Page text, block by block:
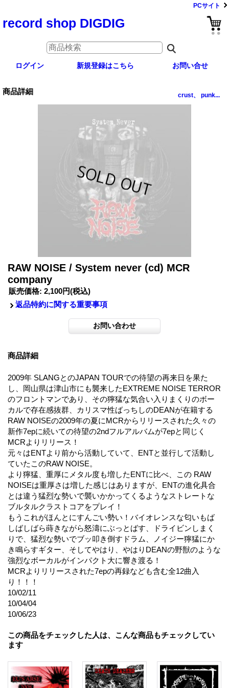
PCサイト
record shop DIGDIG
ログイン 新規登録はこちら お問い合せ
商品詳細 crust、 punk...
RAW NOISE / System never (cd) MCR
company
販売価格: 2,100円(税込)
返品特約に関する重要事項
商品詳細
2009年 SLANGとのJAPAN TOURでの待望の再来日を果た
し、岡山県は津山市にも襲来したEXTREME NOISE TERROR
のフロントマンであり、その獰猛な気合い入りまくりのボー
カルで存在感抜群、カリスマ性ばっちしのDEANが在籍する
RAW NOISEの2009年の夏にMCRからリリースされた久々の
新作7epに続いての待望の2ndフルアルバムが7epと同じく
MCRよりリリース！
元々はENTより前から活動していて、ENTと並行して活動し
ていたこのRAW NOISE。
より獰猛、重厚にメタル度も増したENTに比べ、この RAW
NOISEは重厚さは増した感じはありますが、ENTの進化具合
とは違う猛烈な勢いで襲いかかってくるようなストレートな
ブルタルクラストコアをプレイ！
もうこれがほんとにすんごい勢い！バイオレンスな匂いもば
しばしばら蒔きながら怒濤にぶっとばす、ドライビンしまく
りで、猛烈な勢いでブッ叩き倒すドラム、ノイジー獰猛にか
き鳴らすギター、そしてやはり、やはりDEANの野獣のような
強烈なボーカルがインパクト大に響き渡る！
MCRよりリリースされた7epの再録なども含む全12曲入
り！！！
10/02/11
10/04/04
10/06/23
この商品をチェックした人は、こんな商品もチェックしてい
ます